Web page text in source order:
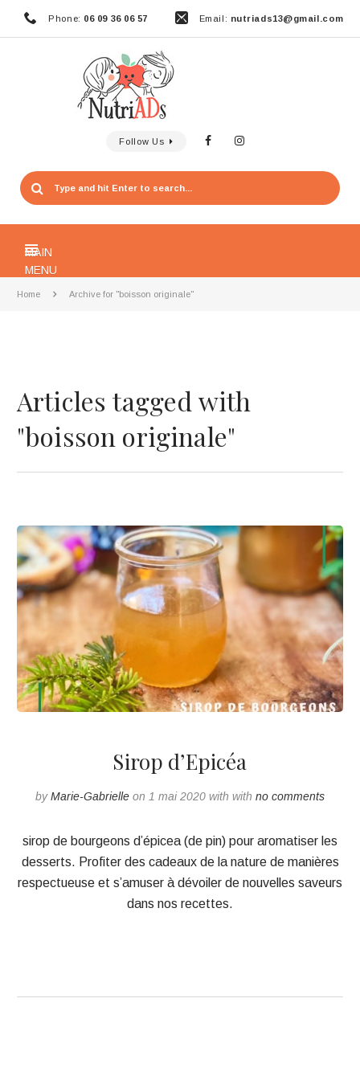
Phone: 06 09 36 06 57 Email: nutriads13@gmail.com
Follow Us
MAIN
MENU
Home Archive for "boisson originale"
Articles tagged with
"boisson originale"
Sirop d’Epicéa
byMarie-Gabrielle on 1 mai 2020 with with no comments
sirop de bourgeons d’épicea (de pin) pour aromatiser les
desserts. Profiter des cadeaux de la nature de manières
respectueuse et s’amuser à dévoiler de nouvelles saveurs
dans nos recettes.